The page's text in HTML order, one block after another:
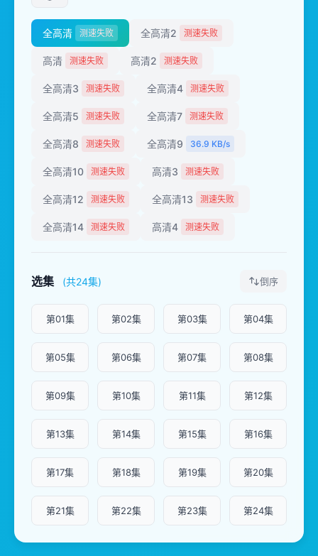
全高清 测速失败 全高清2 测速失败
高清 测速失败 高清2 测速失败
全高清3 测速失败 全高清4 测速失败
全高清5 测速失败 全高清7 测速失败
全高清8 测速失败 全高清9 36.9 KB/s
全高清10 测速失败 高清3 测速失败
全高清12 测速失败 全高清13 测速失败
全高清14 测速失败 高清4 测速失败
选集 (共24集) 倒序
第01集 第02集 第03集 第04集
第05集 第06集 第07集 第08集
第09集 第10集 第11集 第12集
第13集 第14集 第15集 第16集
第17集 第18集 第19集 第20集
第21集 第22集 第23集 第24集